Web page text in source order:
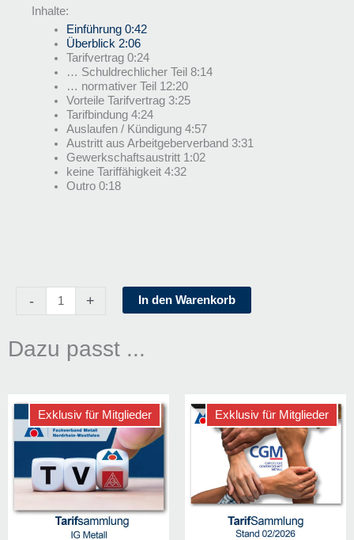
Inhalte:
Einführung 0:42
Überblick 2:06
Tarifvertrag 0:24
… Schuldrechlicher Teil 8:14
… normativer Teil 12:20
Vorteile Tarifvertrag 3:25
Tarifbindung 4:24
Auslaufen / Kündigung 4:57
Austritt aus Arbeitgeberverband 3:31
Gewerkschaftsaustritt 1:02
keine Tariffähigkeit 4:32
Outro 0:18
-
und
+ In den Warenkorb
Dazu passt ...
Exklusiv für Mitglieder Exklusiv für Mitglieder